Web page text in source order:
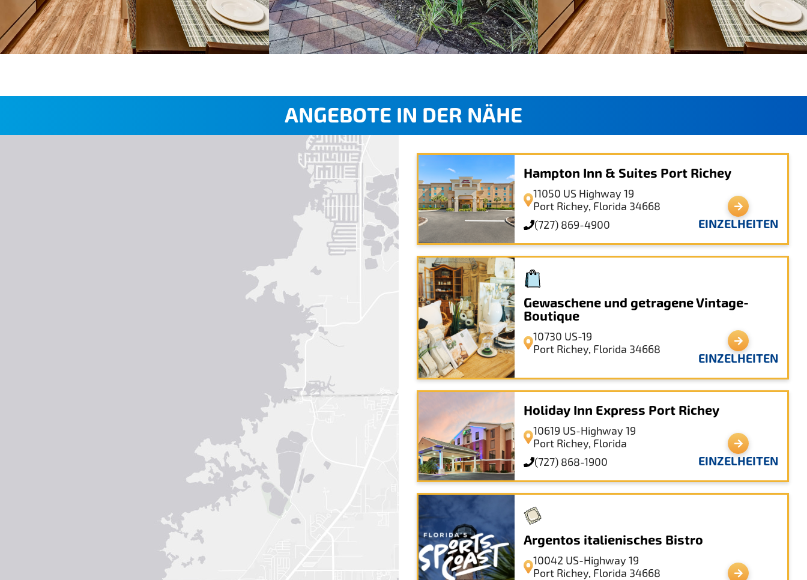
ANGEBOTE IN DER NÄHE
Hampton Inn & Suites Port Richey
11050 US Highway 19
Port Richey, Florida 34668
(727) 869-4900
EINZELHEITEN
Gewaschene und getragene Vintage-
Boutique
10730 US-19
Port Richey, Florida 34668
EINZELHEITEN
Holiday Inn Express Port Richey
10619 US-Highway 19
Port Richey, Florida
(727) 868-1900
EINZELHEITEN
Argentos italienisches Bistro
10042 US-Highway 19
Port Richey, Florida 34668